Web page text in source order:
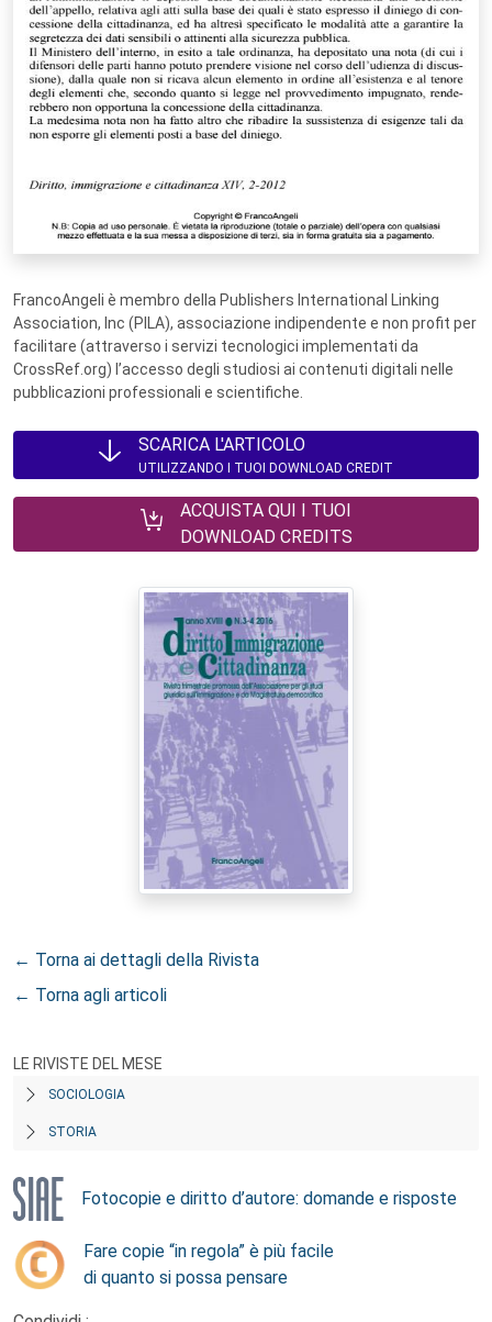
FrancoAngeli è membro della Publishers International Linking
Association, Inc (PILA), associazione indipendente e non profit per
facilitare (attraverso i servizi tecnologici implementati da
CrossRef.org) l’accesso degli studiosi ai contenuti digitali nelle
pubblicazioni professionali e scientifiche.
SCARICA L'ARTICOLO
UTILIZZANDO I TUOI DOWNLOAD CREDIT
ACQUISTA QUI I TUOI
DOWNLOAD CREDITS
← Torna ai dettagli della Rivista
← Torna agli articoli
LE RIVISTE DEL MESE
SOCIOLOGIA
STORIA
Fotocopie e diritto d’autore: domande e risposte
Fare copie “in regola” è più facile
di quanto si possa pensare